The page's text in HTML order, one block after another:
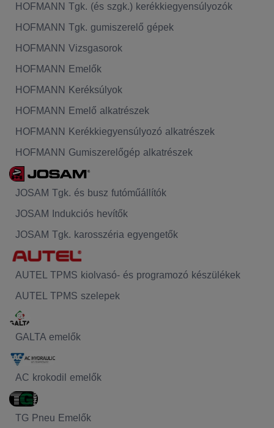
HOFMANN Tgk. (és szgk.) kerékkiegyensúlyozók
HOFMANN Tgk. gumiszerelő gépek
HOFMANN Vizsgasorok
HOFMANN Emelők
HOFMANN Keréksúlyok
HOFMANN Emelő alkatrészek
HOFMANN Kerékkiegyensúlyozó alkatrészek
HOFMANN Gumiszerelőgép alkatrészek
JOSAM Tgk. és busz futóműállítók
JOSAM Indukciós hevítők
JOSAM Tgk. karosszéria egyengetők
AUTEL TPMS kiolvasó- és programozó készülékek
AUTEL TPMS szelepek
GALTA emelők
AC krokodil emelők
TG Pneu Emelők